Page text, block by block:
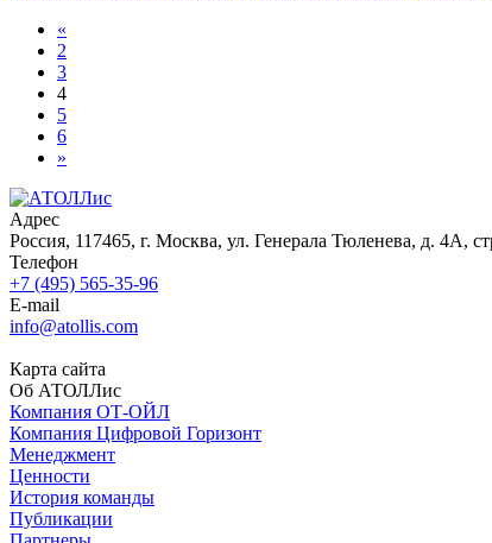
«
2
3
4
5
6
»
Адрес
Россия, 117465, г. Москва, ул. Генерала Тюленева, д. 4А,
Телефон
+7 (495) 565-35-96
E-mail
info@atollis.com
Карта сайта
Об АТОЛЛис
Компания ОТ-ОЙЛ
Компания Цифровой Горизонт
Менеджмент
Ценности
История команды
Публикации